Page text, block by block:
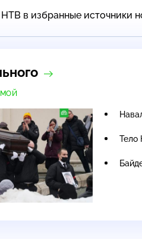
в избранные источники
Тело